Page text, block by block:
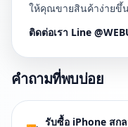
ให้คุณขายสินค้าง่ายขึ้
ติดต่อเรา Line
คำถามที่พบบ่อย
รับซื้อ iPhone สก